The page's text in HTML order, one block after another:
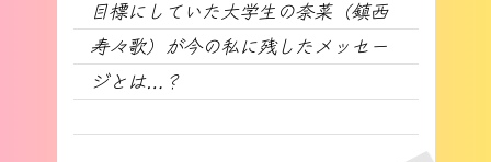
目標にしていた大学生の奈菜（鎮西
寿々歌）が今の私に残したメッセー
ジとは…？